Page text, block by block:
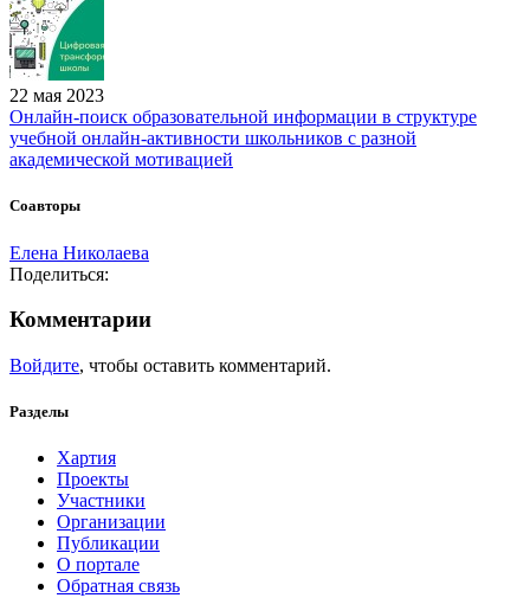
22 мая 2023
Онлайн-поиск образовательной информации в структуре
учебной онлайн-активности школьников с разной
академической мотивацией
Соавторы
Елена Николаева
Поделиться:
Комментарии
Войдите, чтобы оставить комментарий.
Разделы
Хартия
Проекты
Участники
Организации
Публикации
О портале
Обратная связь